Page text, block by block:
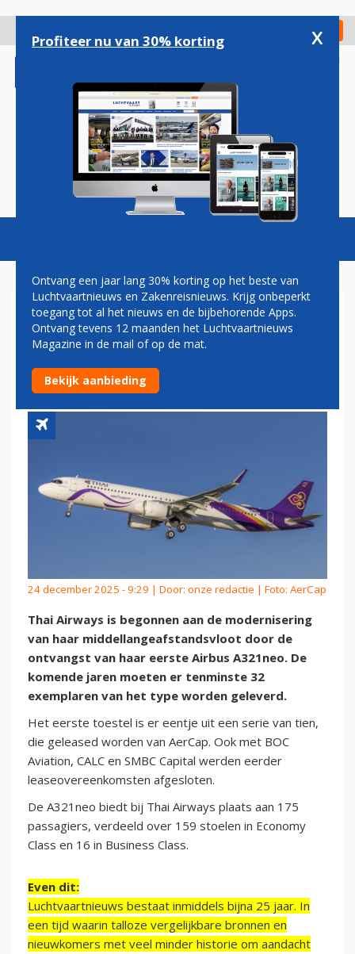
gaan
Check in
Magazine Podcasts Vacatures
THAI AIRWAYS NEEMT
EERSTE AIRBUS A321NEO IN
ONTVANGST
24 december 2025 - 9:29 | Door: onze redactie | Foto: AerCap
Thai Airways is begonnen aan de modernisering
van haar middellangeafstandsvloot door de
ontvangst van haar eerste Airbus A321neo. De
komende jaren moeten er tenminste 32
exemplaren van het type worden geleverd.
Het eerste toestel is er eentje uit een serie van tien,
die geleased worden van AerCap. Ook met BOC
Aviation, CALC en SMBC Capital werden eerder
leaseovereenkomsten afgesloten.
De A321neo biedt bij Thai Airways plaats aan 175
passagiers, verdeeld over 159 stoelen in Economy
Class en 16 in Business Class.
Even dit:
Luchtvaartnieuws bestaat inmiddels bijna 25 jaar. In
een tijd waarin talloze vergelijkbare bronnen en
nieuwkomers met veel minder historie om aandacht
Profiteer nu van 30% korting x
Ontvang een jaar lang 30% korting op het beste van
Luchtvaartnieuws en Zakenreisnieuws. Krijg onbeperkt
toegang tot al het nieuws en de bijbehorende Apps.
Ontvang tevens 12 maanden het Luchtvaartnieuws
Magazine in de mail of op de mat.
Bekijk aanbieding